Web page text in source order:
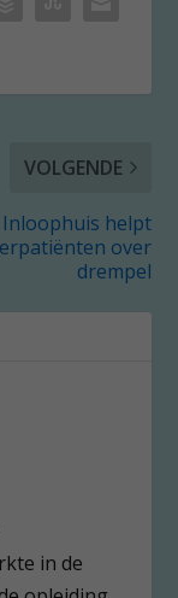
VOLGENDE
Inloophuis helpt
over
drempel
in de